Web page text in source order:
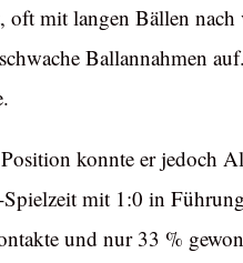
mit langen Bällen nach
Ballannahmen
konnte er jedoch
mit 1:0 in
und nur 33 %